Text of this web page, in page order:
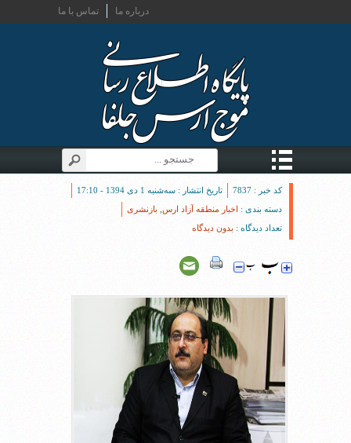
تماس با ما درباره ما
کد خبر : 7837
تاریخ انتشار : سه‌شنبه 1 دی 1394 - 17:10
دسته بندی : اخبار منطقه آزاد ارس
بازنشری
تعداد دیدگاه : بدون دیدگاه